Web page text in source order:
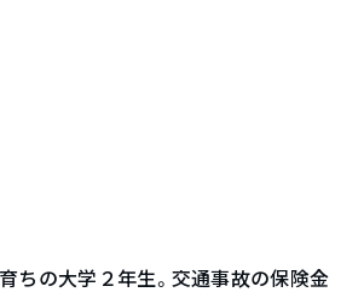
ちの大学２年生。交通事故の保険金